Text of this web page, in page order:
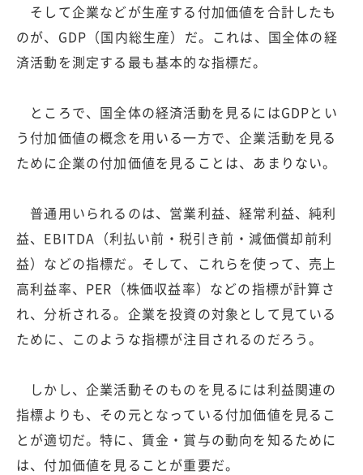
そして企業などが生産する付加価値を合計したも
のが、GDP（国内総生産）だ。これは、国全体の経
済活動を測定する最も基本的な指標だ。
ところで、国全体の経済活動を見るにはGDPとい
う付加価値の概念を用いる一方で、企業活動を見る
ために企業の付加価値を見ることは、あまりない。
普通用いられるのは、営業利益、経常利益、純利
益、EBITDA（利払い前・税引き前・減価償却前利
益）などの指標だ。そして、これらを使って、売上
高利益率、PER（株価収益率）などの指標が計算さ
れ、分析される。企業を投資の対象として見ている
ために、このような指標が注目されるのだろう。
しかし、企業活動そのものを見るには利益関連の
指標よりも、その元となっている付加価値を見るこ
とが適切だ。特に、賃金・賞与の動向を知るために
は、付加価値を見ることが重要だ。